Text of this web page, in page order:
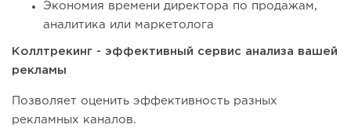
Экономия времени директора по продажам,
аналитика или маркетолога
Коллтрекинг - эффективный сервис анализа вашей
рекламы
Позволяет оценить эффективность разных
рекламных каналов.